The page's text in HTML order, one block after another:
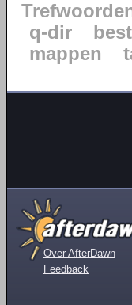
q-dir
mappen
Over AfterDawn
Feedback